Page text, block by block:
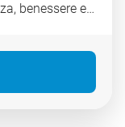
benessere e